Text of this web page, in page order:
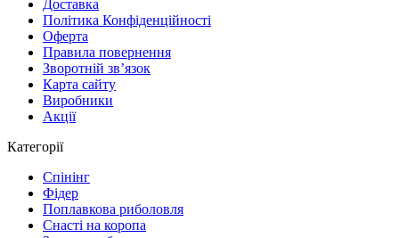
Доставка
Політика Конфіденційності
Оферта
Правила повернення
Зворотній зв’язок
Карта сайту
Виробники
Акції
Категорії
Спінінг
Фідер
Поплавкова риболовля
Снасті на коропа